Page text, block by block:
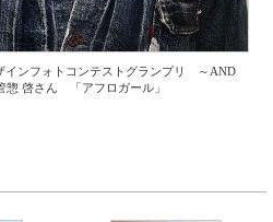
インフォトコンテストグランプリ ～AND
惣 啓さん 「アフロガール」